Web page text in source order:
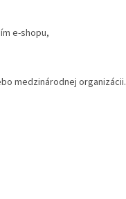
e-shopu,
medzinárodnej organizácii.